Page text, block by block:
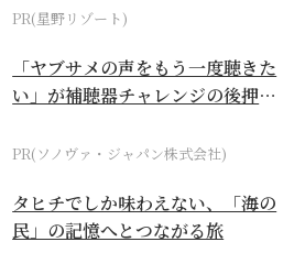
PR(星野リゾート)
「ヤブサメの声をもう一度聴きた
い」が補聴器チャレンジの後押し
PR(ソノヴァ・ジャパン株式会社)
タヒチでしか味わえない、「海の
民」の記憶へとつながる旅